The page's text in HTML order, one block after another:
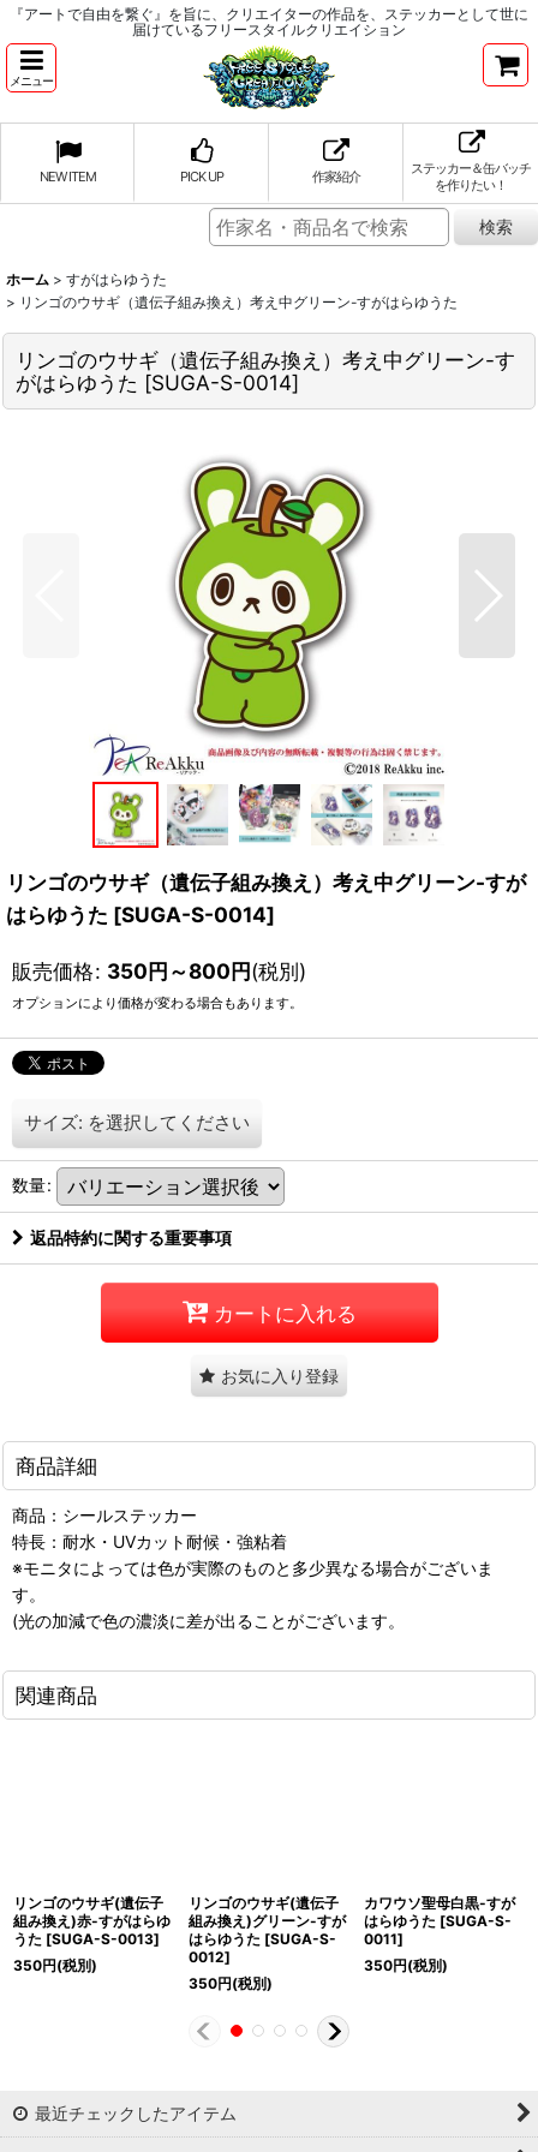
『アートで自由を繋ぐ』を旨に、クリエイターの作品を、ステッカーとして世に
届けているフリースタイルクリエイション
メニュー
NEW ITEM PICK UP 作家紹介
ステッカー＆缶バッチ
を作りたい！
ホーム > すがはらゆうた
> リンゴのウサギ（遺伝子組み換え）考え中グリーン-すがはらゆうた
リンゴのウサギ（遺伝子組み換え）考え中グリーン-す
がはらゆうた [SUGA-S-0014]
リンゴのウサギ（遺伝子組み換え）考え中グリーン-すが
はらゆうた [SUGA-S-0014]
販売価格: 350円～800円(税別)
オプションにより価格が変わる場合もあります。
サイズ: を選択してください
数量:
返品特約に関する重要事項
カートに入れる
お気に入り登録
商品詳細
商品：シールステッカー
特長：耐水・UVカット耐候・強粘着
※モニタによっては色が実際のものと多少異なる場合がございま
す。
(光の加減で色の濃淡に差が出ることがございます。
関連商品
リンゴのウサギ(遺伝子
組み換え)赤-すがはらゆ
うた [SUGA-S-0013]
350円(税別)
リンゴのウサギ(遺伝子
組み換え)グリーン-すが
はらゆうた [SUGA-S-
0012]
350円(税別)
カワウソ聖母白黒-すが
はらゆうた [SUGA-S-
0011]
350円(税別)
最近チェックしたアイテム